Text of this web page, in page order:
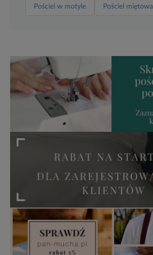
Pościel w motyle Pościel miętowa